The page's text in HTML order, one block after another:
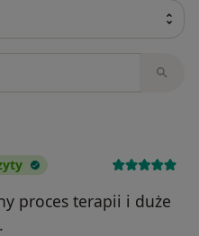
proces terapii i duże